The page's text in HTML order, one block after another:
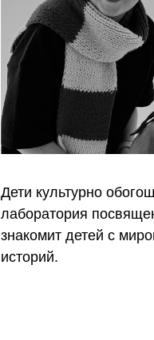
Дети культурно
лаборатория
знакомит детей с
историй.